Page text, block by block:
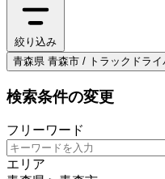
絞り込み
青森県 青森市 / トラックドラ
検索条件の変更
フリーワード
エリア